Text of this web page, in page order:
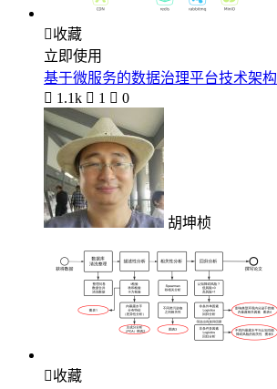
收藏
立即使用
基于微服务的数据治理平台技术架构
 1.1k  1  0
胡坤桢
收藏